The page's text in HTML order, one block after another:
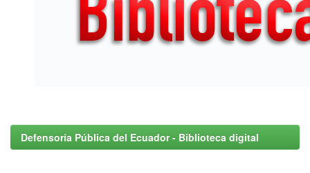
Defensoría Pública del Ecuador - Biblioteca digital